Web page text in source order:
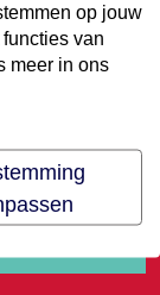
op jouw
van
meer in ons